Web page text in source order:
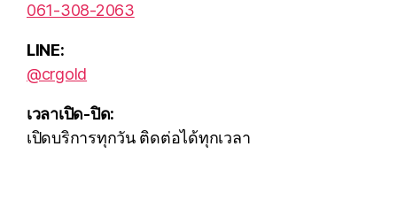
061-308-2063
LINE:
@crgold
เวลาเปิด-ปิด:
เปิดบริการทุกวัน ติดต่อได้ทุกเวลา